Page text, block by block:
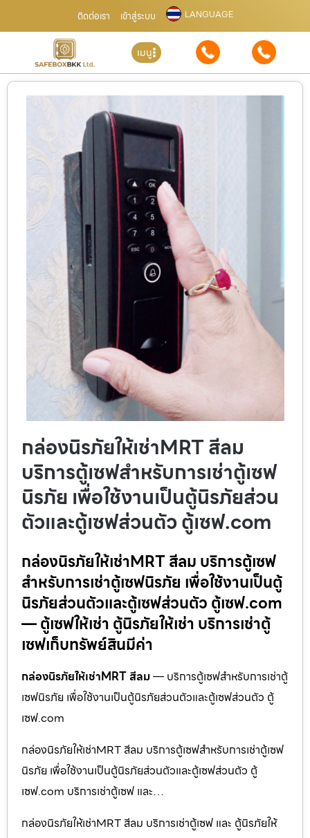
ติดต่อเรา เข้าสู่ระบบ LANGUAGE
เมนู
กล่องนิรภัยให้เช่าMRT สีลม
บริการตู้เซฟสำหรับการเช่าตู้เซฟ
นิรภัย เพื่อใช้งานเป็นตู้นิรภัยส่วน
ตัวและตู้เซฟส่วนตัว ตู้เซฟ.com
กล่องนิรภัยให้เช่าMRT สีลม บริการตู้เซฟ
สำหรับการเช่าตู้เซฟนิรภัย เพื่อใช้งานเป็นตู้
นิรภัยส่วนตัวและตู้เซฟส่วนตัว ตู้เซฟ.com
— ตู้เซฟให้เช่า ตู้นิรภัยให้เช่า บริการเช่าตู้
เซฟเก็บทรัพย์สินมีค่า
กล่องนิรภัยให้เช่าMRT สีลม— บริการตู้เซฟสำหรับการเช่าตู้
เซฟนิรภัย เพื่อใช้งานเป็นตู้นิรภัยส่วนตัวและตู้เซฟส่วนตัว ตู้
เซฟ.com
กล่องนิรภัยให้เช่าMRT สีลม บริการตู้เซฟสำหรับการเช่าตู้เซฟ
นิรภัย เพื่อใช้งานเป็นตู้นิรภัยส่วนตัวและตู้เซฟส่วนตัว ตู้
เซฟ.com บริการเช่าตู้เซฟ และ…
กล่องนิรภัยให้เช่าMRT สีลม บริการเช่าตู้เซฟ และ ตู้นิรภัยให้